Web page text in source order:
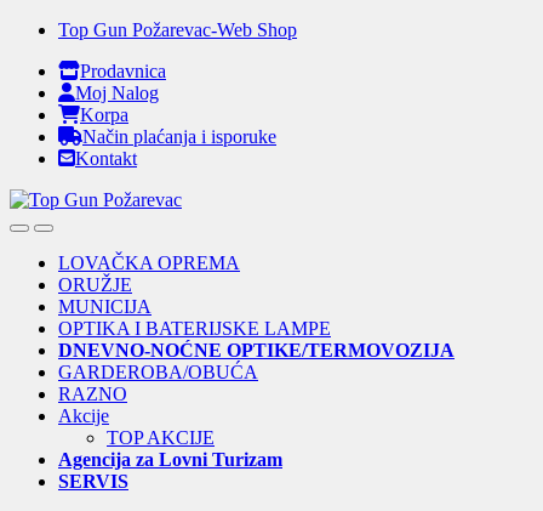
Skip
navigation
Skip
content
Top Gun Požarevac-Web Shop
Prodavnica
Moj Nalog
Korpa
Način plaćanja i isporuke
Kontakt
OpenClose
LOVAČKA OPREMA
ORUŽJE
MUNICIJA
OPTIKA I BATERIJSKE LAMPE
DNEVNO-NOĆNE OPTIKE/TERMOVOZIJA
GARDEROBA/OBUĆA
RAZNO
Akcije
TOP AKCIJE
Agencija za Lovni Turizam
SERVIS